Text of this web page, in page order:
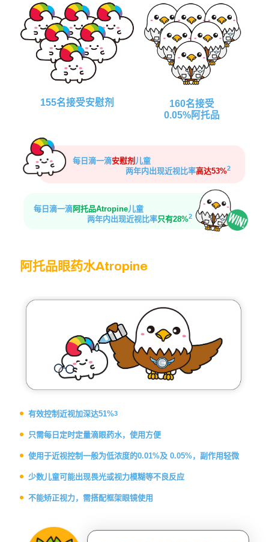
155名接受安慰剂
160名接受
0.05%阿托品
每日滴一滴安慰剂 儿童
两年内出现近视比率高达53%2
每日滴一滴阿托品Atropine儿童
两年内出现近视比率只有28%2
阿托品眼药水
有效控制近视加深达51%
只需每日定时定量滴眼药水，
使用方便
使用于近视控制一般为低浓度
的0.01%及 0.05%，副作用轻
不能矫正视力，需搭配框架眼
阿托品眼药水Atropine
有效控制近视加深达51%3
只需每日定时定量滴眼药水，使用方便
使用于近视控制一般为低浓度的0.01%及 0.05%，副作用轻微
少数儿童可能出现畏光或视力模糊等不良反应
不能矫正视力，需搭配框架眼镜使用